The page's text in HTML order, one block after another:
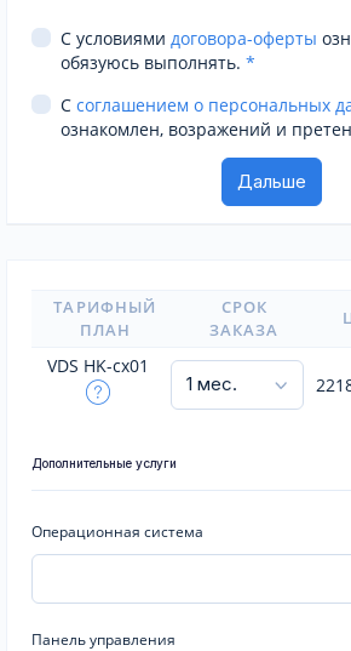
С условиями договора-оферты
обязуюсь выполнять. *
С соглашением о персональных
ознакомлен, возражений и
ТАРИФНЫЙ
ПЛАН
СРОК
ЗАКАЗА
VDS HK-cx01
Дополнительные услуги
Операционная система
Панель управления